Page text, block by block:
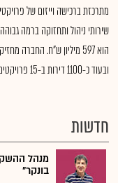
מתרכזת ברכישה וייזום של
ובעוד כ-1100 דירות ב-15 פרויקטים נוספים שנמצאים בשלבי הקמה..
חדשות
מנהל
בונקר"